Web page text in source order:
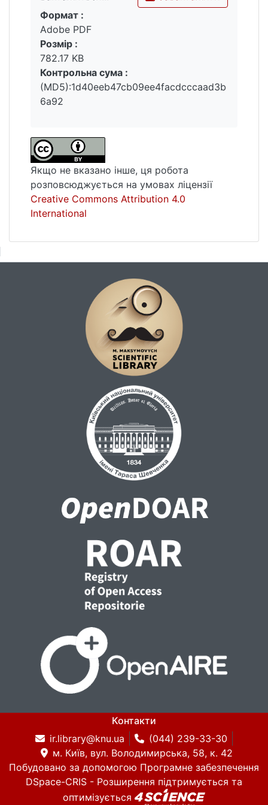
Вантажиться...
Формат :
Adobe PDF
Розмір :
782.17 KB
Контрольна сума :
(MD5):1d40eeb47cb09ee4facdcccaad3b
6a92
Якщо не вказано інше, ця робота
розповсюджується на умовах ліцензії
Creative Commons Attribution 4.0
International
Контакти
ir.library@knu.ua
(044) 239-33-30
м. Київ, вул. Володимирська, 58, к. 42
Побудовано за допомогою Програмне забезпечення
DSpace-CRIS - Розширення підтримується та
оптимізується